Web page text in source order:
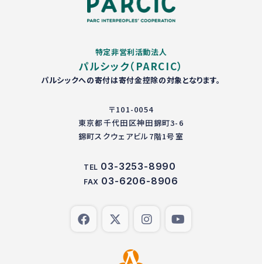
特定非営利活動法人
パルシック（PARCIC）
パルシックへの寄付は寄付金控除の対象となります。
〒101-0054
東京都千代田区神田錦町3-6
錦町スクウェアビル7階1号室
TEL 03-3253-8990
FAX 03-6206-8906